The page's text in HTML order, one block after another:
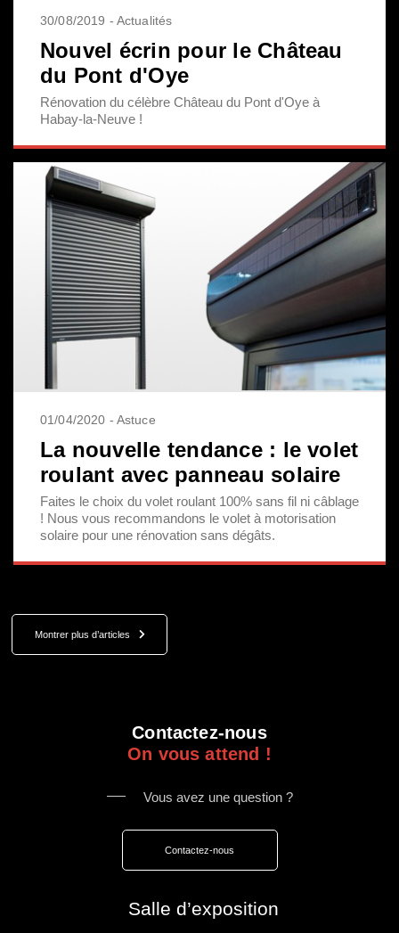
30/08/2019 - Actualités
Nouvel écrin pour le Château
du Pont d'Oye
Rénovation du célèbre Château du Pont d'Oye à
Habay-la-Neuve !
01/04/2020 - Astuce
La nouvelle tendance : le volet
roulant avec panneau solaire
Faites le choix du volet roulant 100% sans fil ni câblage
! Nous vous recommandons le volet à motorisation
solaire pour une rénovation sans dégâts.
Montrer plus d’articles
Contactez-nous
On vous attend !
Vous avez une question ?
Contactez-nous
Salle d’exposition